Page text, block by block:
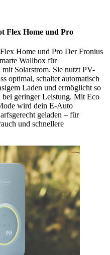
Flex Home und Pro
Home und Pro Der Fronius
Wallbox für
Solarstrom. Sie nutzt PV-
optimal, schaltet automatisch
Laden und ermöglicht so
bei geringer Leistung. Mit Eco
wird dein E-Auto
geladen – für
und schnellere